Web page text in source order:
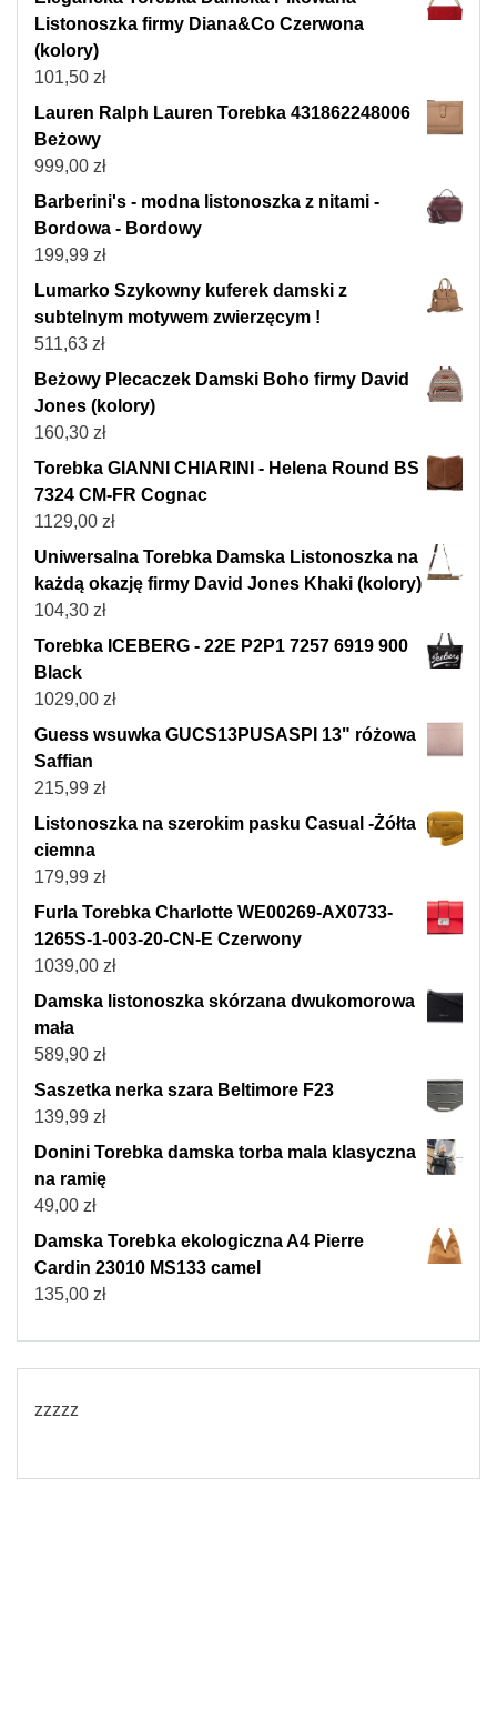
Listonoszka firmy Diana&Co Czerwona
(kolory)
101,50 zł
Lauren Ralph Lauren Torebka 431862248006
Beżowy
999,00 zł
Barberini's - modna listonoszka z nitami -
Bordowa - Bordowy
199,99 zł
Lumarko Szykowny kuferek damski z
subtelnym motywem zwierzęcym !
511,63 zł
Beżowy Plecaczek Damski Boho firmy David
Jones (kolory)
160,30 zł
Torebka GIANNI CHIARINI - Helena Round BS
7324 CM-FR Cognac
1129,00 zł
Uniwersalna Torebka Damska Listonoszka na
każdą okazję firmy David Jones Khaki (kolory)
104,30 zł
Torebka ICEBERG - 22E P2P1 7257 6919 900
Black
1029,00 zł
Guess wsuwka GUCS13PUSASPI 13" różowa
Saffian
215,99 zł
Listonoszka na szerokim pasku Casual -Żółta
ciemna
179,99 zł
Furla Torebka Charlotte WE00269-AX0733-
1265S-1-003-20-CN-E Czerwony
1039,00 zł
Damska listonoszka skórzana dwukomorowa
mała
589,90 zł
Saszetka nerka szara Beltimore F23
139,99 zł
Donini Torebka damska torba mala klasyczna
na ramię
49,00 zł
Damska Torebka ekologiczna A4 Pierre
Cardin 23010 MS133 camel
135,00 zł
zzzzz